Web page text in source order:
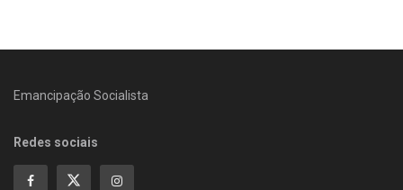
Emancipação Socialista
Redes sociais